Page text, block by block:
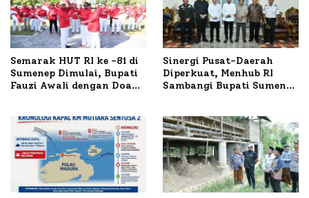
Semarak HUT RI ke -81 di
Sumenep Dimulai, Bupati
Fauzi Awali dengan Doa
Sinergi Pusat-Daerah
Diperkuat, Menhub RI
Sambangi Bupati Sumenep